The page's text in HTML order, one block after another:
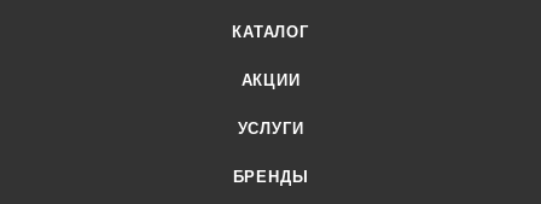
КАТАЛОГ
АКЦИИ
УСЛУГИ
БРЕНДЫ